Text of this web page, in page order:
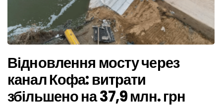
Відновлення мосту через
канал Кофа: витрати
збільшено на 37,9 млн. грн